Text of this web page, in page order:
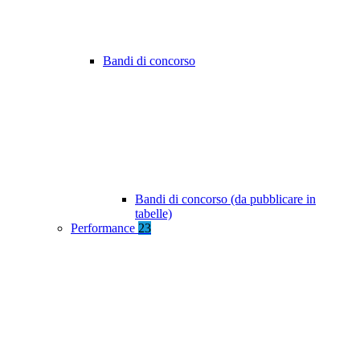
Bandi di concorso
Bandi di concorso (da pubblicare in
tabelle)
Performance 23